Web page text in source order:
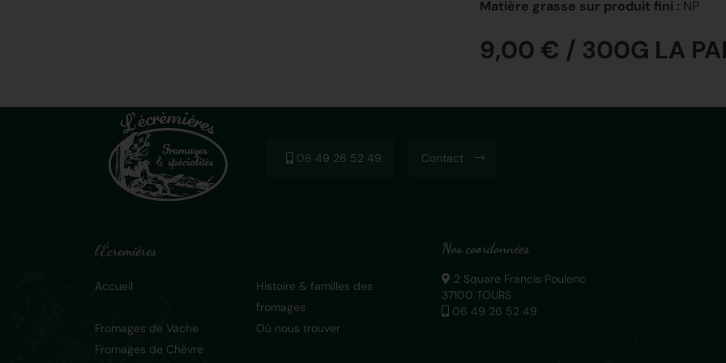
Matière grasse sur produit fini : NP
9,00 € / 300G LA
06 49 26 52 49 Contact
l'Écremières
Accueil
Histoire & familles des
fromages
Fromages de Vache
Fromages de Chèvre
Où nous trouver
Nos coordonnées
2 Square Francis Poulenc
37100 TOURS
06 49 26 52 49